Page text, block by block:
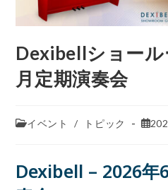
Dexibellショー
月定期演奏会
イベント / トピック
Dexibell – 2026年